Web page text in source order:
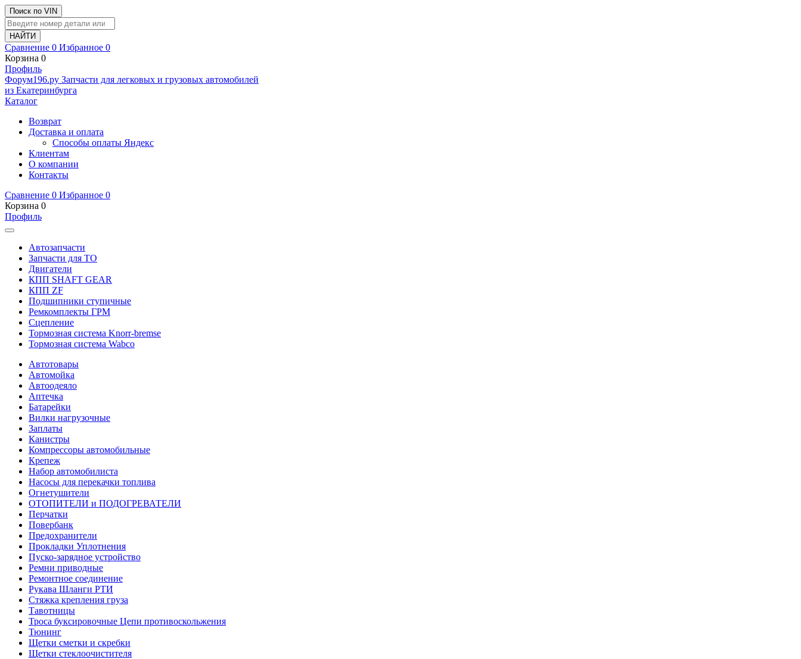
Поиск по VIN
Сравнение 0 Избранное 0
Корзина 0
Профиль
Фoрум196.ру Запчасти для легковых и грузовых автомобилей
из Екатеринбурга
Каталог
Возврат
Доставка и оплата
Способы оплаты Яндекс
Клиентам
О компании
Контакты
Сравнение 0 Избранное 0
Корзина 0
Профиль
Автозапчасти
Запчасти для ТО
Двигатели
КПП SHAFT GEAR
КПП ZF
Подшипники ступичные
Ремкомплекты ГРМ
Сцепление
Тормозная система Knorr-bremse
Тормозная система Wabco
Автотовары
Автомойка
Автоодеяло
Аптечка
Батарейки
Вилки нагрузочные
Заплаты
Канистры
Компрессоры автомобильные
Крепеж
Набор автомобилиста
Насосы для перекачки топлива
Огнетушители
ОТОПИТЕЛИ и ПОДОГРЕВАТЕЛИ
Перчатки
Повербанк
Предохранители
Прокладки Уплотнения
Пуско-зарядное устройство
Ремни приводные
Ремонтное соединение
Рукава Шланги РТИ
Стяжка крепления груза
Тавотницы
Троса буксировочные Цепи противоскольжения
Тюнинг
Щетки сметки и скребки
Щетки стеклоочистителя